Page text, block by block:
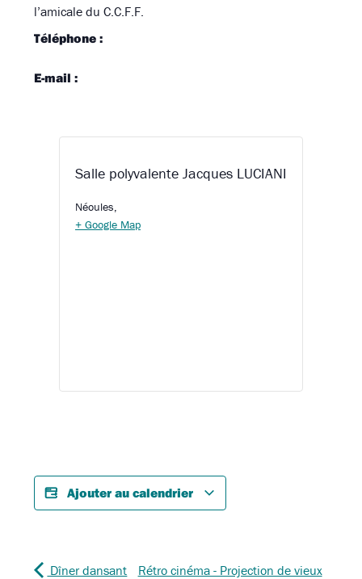
l’amicale du C.C.F.F.
Téléphone :
E-mail :
Salle polyvalente Jacques LUCIANI
Néoules,
+ Google Map
Ajouter au calendrier
Dîner dansant
Rétro cinéma - Projection de vieux